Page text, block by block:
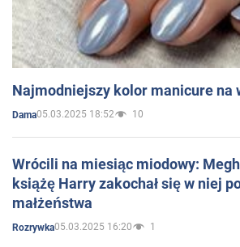
Najmodniejszy kolor manicure na
Dama05.03.2025 18:52 10
Wrócili na miesiąc miodowy:
książę Harry zakochał się w niej
małżeństwa
Rozrywka05.03.2025 16:20 1